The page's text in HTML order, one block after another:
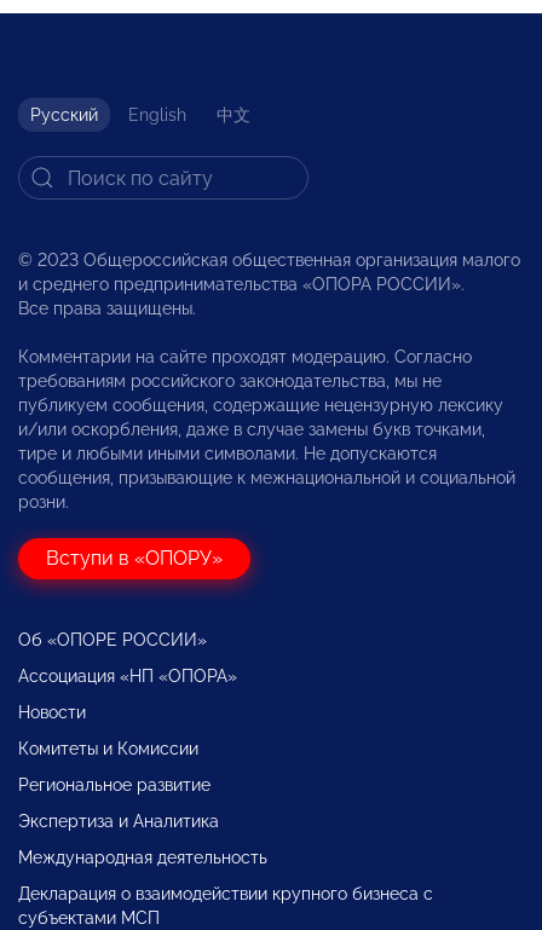
Русский English 中文
© 2023 Общероссийская общественная организация малого
и среднего предпринимательства «ОПОРА РОССИИ».
Все права защищены.
Комментарии на сайте проходят модерацию. Согласно
требованиям российского законодательства, мы не
публикуем сообщения, содержащие нецензурную лексику
и/или оскорбления, даже в случае замены букв точками,
тире и любыми иными символами. Не допускаются
сообщения, призывающие к межнациональной и социальной
розни.
Вступи в «ОПОРУ»
Об «ОПОРЕ РОССИИ»
Ассоциация «НП «ОПОРА»
Новости
Комитеты и Комиссии
Региональное развитие
Экспертиза и Аналитика
Международная деятельность
Декларация о взаимодействии крупного бизнеса с
субъектами МСП